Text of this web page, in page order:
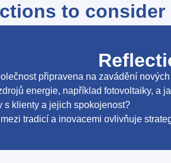
to consider
připravena na zavádění
energie, například fotovoltaiky, a
s klienty a jejich spokojenost?
tradicí a inovacemi ovlivňuje